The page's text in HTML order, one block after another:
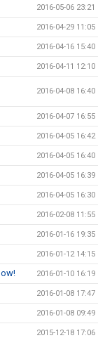
2016-05-06 23:21
2016-04-29 11:05
2016-04-16 15:40
2016-04-11 12:10
2016-04-08 16:40
2016-04-07 16:55
2016-04-05 16:42
2016-04-05 16:40
2016-04-05 16:39
2016-04-05 16:30
2016-02-08 11:55
2016-01-16 19:35
2016-01-12 14:15
2016-01-10 16:19
2016-01-08 17:47
2016-01-08 09:49
2015-12-18 17:06